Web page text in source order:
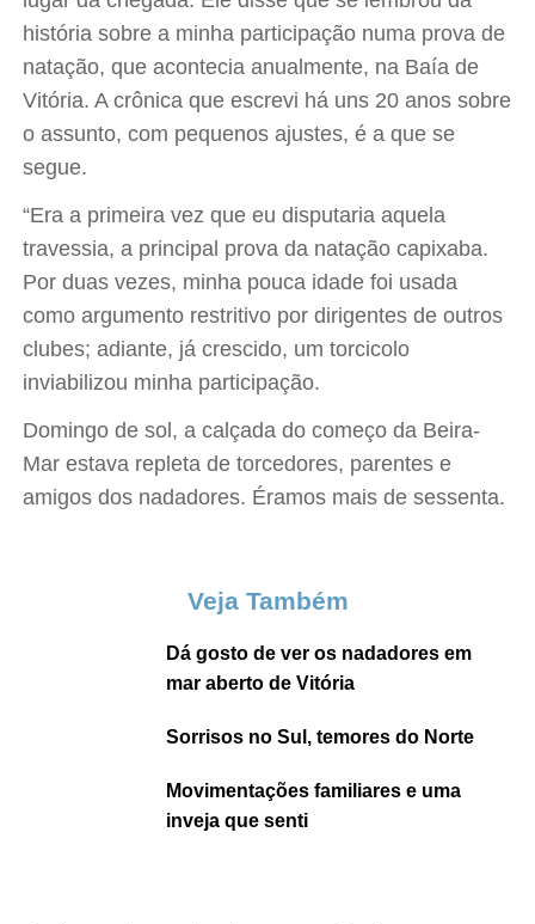
história sobre a minha participação numa prova de
natação, que acontecia anualmente, na Baía de
Vitória. A crônica que escrevi há uns 20 anos sobre
o assunto, com pequenos ajustes, é a que se
segue.
“Era a primeira vez que eu disputaria aquela
travessia, a principal prova da natação capixaba.
Por duas vezes, minha pouca idade foi usada
como argumento restritivo por dirigentes de outros
clubes; adiante, já crescido, um torcicolo
inviabilizou minha participação.
Domingo de sol, a calçada do começo da Beira-
Mar estava repleta de torcedores, parentes e
amigos dos nadadores. Éramos mais de sessenta.
Veja Também
Dá gosto de ver os nadadores em
mar aberto de Vitória
Sorrisos no Sul, temores do Norte
Movimentações familiares e uma
inveja que senti